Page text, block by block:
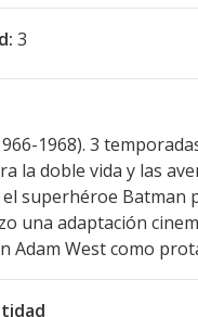
3
1968). 3
la doble vida y las
superhéroe Batman
una adaptación
Adam West como